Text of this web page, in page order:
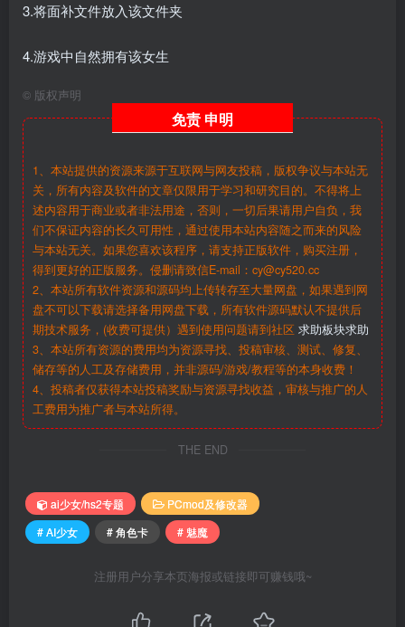
3.将面补文件放入该文件夹
4.游戏中自然拥有该女生
© 版权声明
免责 申明
1、本站提供的资源来源于互联网与网友投稿，版权争议与本站无
关，所有内容及软件的文章仅限用于学习和研究目的。不得将上
述内容用于商业或者非法用途，否则，一切后果请用户自负，我
们不保证内容的长久可用性，通过使用本站内容随之而来的风险
与本站无关。如果您喜欢该程序，请支持正版软件，购买注册，
得到更好的正版服务。侵删请致信E-mail：cy@cy520.cc
2、本站所有软件资源和源码均上传转存至大量网盘，如果遇到网
盘不可以下载请选择备用网盘下载，所有软件源码默认不提供后
期技术服务，(收费可提供）遇到使用问题请到社区 求助板块求助
3、本站所有资源的费用均为资源寻找、投稿审核、测试、修复、
储存等的人工及存储费用，并非源码/游戏/教程等的本身收费！
4、投稿者仅获得本站投稿奖励与资源寻找收益，审核与推广的人
工费用为推广者与本站所得。
THE END
ai少女/hs2专题
PCmod及修改器
# AI少女
# 角色卡 # 魅魔
注册用户分享本页海报或链接即可赚钱哦~